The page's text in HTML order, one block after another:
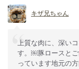
キザ兄ちゃん
上質な肉に、深い
す。￼豚ロースとご
っています地元の